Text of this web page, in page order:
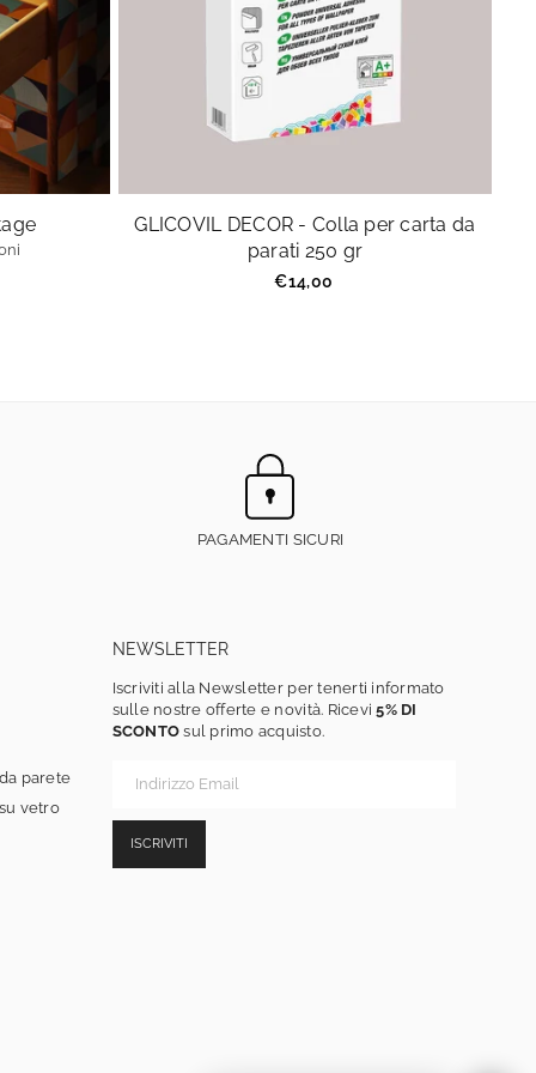
GLICOVIL DECOR - Colla per carta da
parati 250 gr
Prezzo
€14,00
PAGAMENTI SICURI
parete
vetro
NEWSLETTER
Iscriviti alla Newsletter per tenerti informato
sulle nostre offerte e novità. Ricevi5% DI
SCONTO sul primo acquisto.
ISCRIVITI